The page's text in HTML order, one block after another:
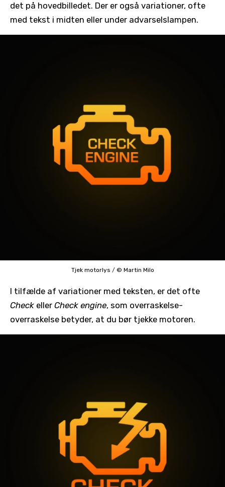
det på hovedbilledet. Der er også variationer, ofte
med tekst i midten eller under advarselslampen.
Tjek motorlys / © Martin Milo
I tilfælde af variationer med teksten, er det ofte
Check eller Check engine, som overraskelse-
overraskelse betyder, at du bør tjekke motoren.